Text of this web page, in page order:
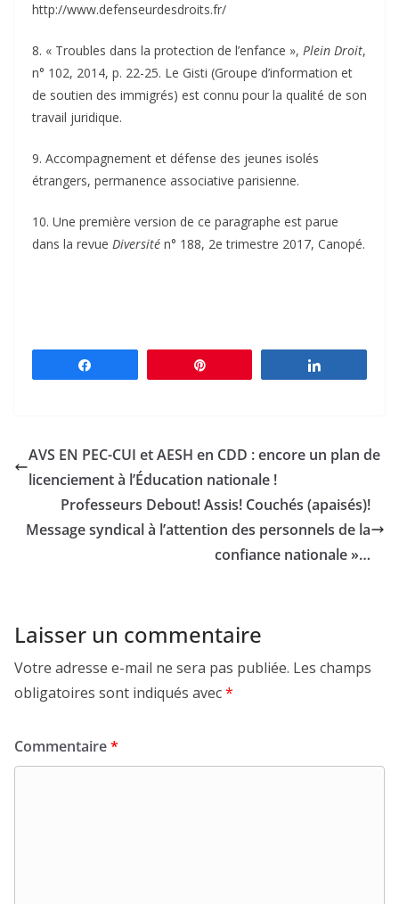
http://www.defenseurdesdroits.fr/
8. « Troubles dans la protection de l’enfance », Plein Droit,
n° 102, 2014, p. 22-25. Le Gisti (Groupe d’information et
de soutien des immigrés) est connu pour la qualité de son
travail juridique.
9. Accompagnement et défense des jeunes isolés
étrangers, permanence associative parisienne.
10. Une première version de ce paragraphe est parue
dans la revue Diversité n° 188, 2e trimestre 2017, Canopé.
AVS EN PEC-CUI et AESH en CDD : encore un plan de
licenciement à l’Éducation nationale !
Professeurs Debout! Assis! Couchés (apaisés)!
Message syndical à l’attention des personnels de la
confiance nationale »…
Laisser un commentaire
Votre adresse e-mail ne sera pas publiée. Les champs
obligatoires sont indiqués avec*
Commentaire*